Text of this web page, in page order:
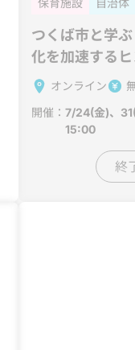
保育施設 自治体
つくば市と学
化を加速する
が進まない本当
オンライン
開催： 7/24(金)、
15:00
終